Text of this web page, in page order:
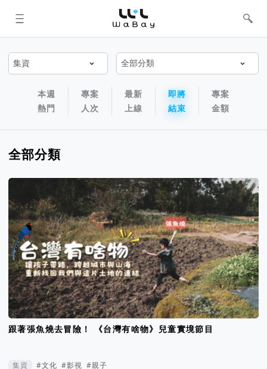
WaBay 挖貝 | 台灣最值得信賴的群眾
集資 / 群眾募資平台
專案排序以及過濾篩選器
專案排序導航欄
本週
熱門
專案
人次
最新
上線
即將
結束
專案
金額
全部分類
跟著張魚燒去冒險！ 《台灣有啥物》兒童實境節目
集資 #文化 #影視 #親子